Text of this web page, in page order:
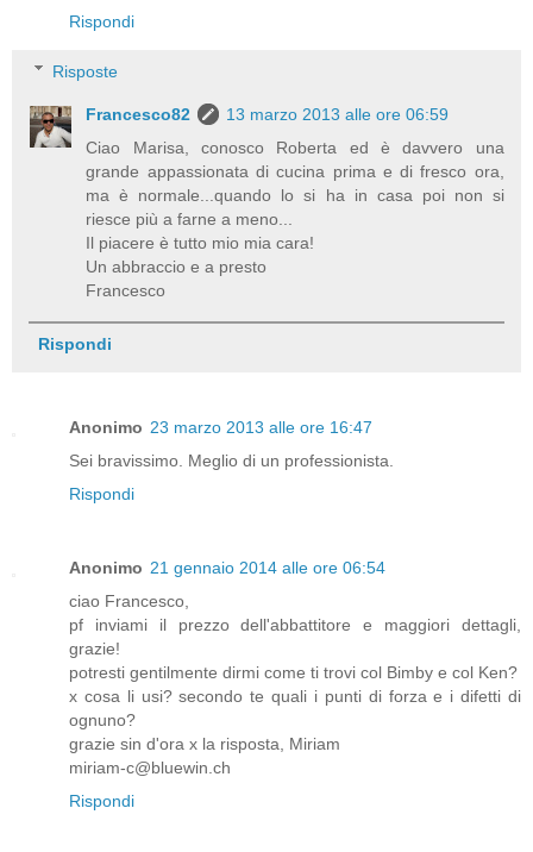
Rispondi
Risposte
Francesco82
13 marzo 2013 alle ore 06:59
Ciao Marisa, conosco Roberta ed è davvero una
grande appassionata di cucina prima e di fresco ora,
ma è normale...quando lo si ha in casa poi non si
riesce più a farne a meno...
Il piacere è tutto mio mia cara!
Un abbraccio e a presto
Francesco
Rispondi
Anonimo 23 marzo 2013 alle ore 16:47
Sei bravissimo. Meglio di un professionista.
Rispondi
Anonimo 21 gennaio 2014 alle ore 06:54
ciao Francesco,
pf inviami il prezzo dell'abbattitore e maggiori dettagli,
grazie!
potresti gentilmente dirmi come ti trovi col Bimby e col Ken?
x cosa li usi? secondo te quali i punti di forza e i difetti di
ognuno?
grazie sin d'ora x la risposta, Miriam
miriam-c@bluewin.ch
Rispondi